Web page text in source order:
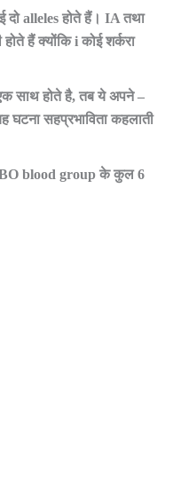
दो alleles होते हैं। IA तथा
हैं क्योंकि i कोई शर्करा
साथ होते है, तब ये अपने –
घटना सहप्रभाविता कहलाती
blood group के कुल 6